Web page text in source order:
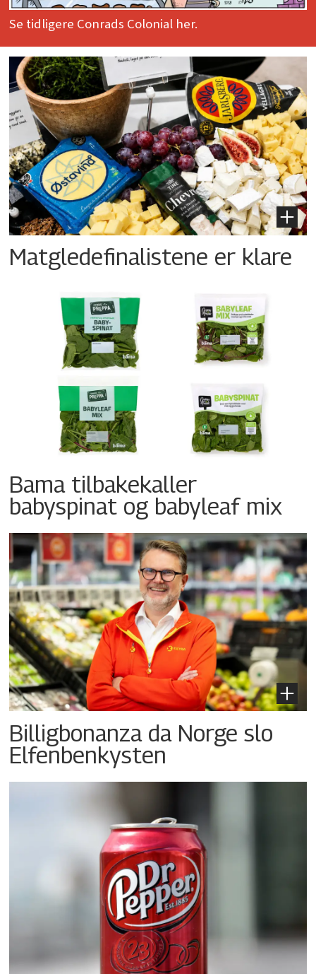
Se tidligere Conrads Colonial her.
Matgledefinalistene er klare
Bama tilbakekaller
babyspinat og babyleaf mix
Billigbonanza da Norge slo
Elfenbenkysten